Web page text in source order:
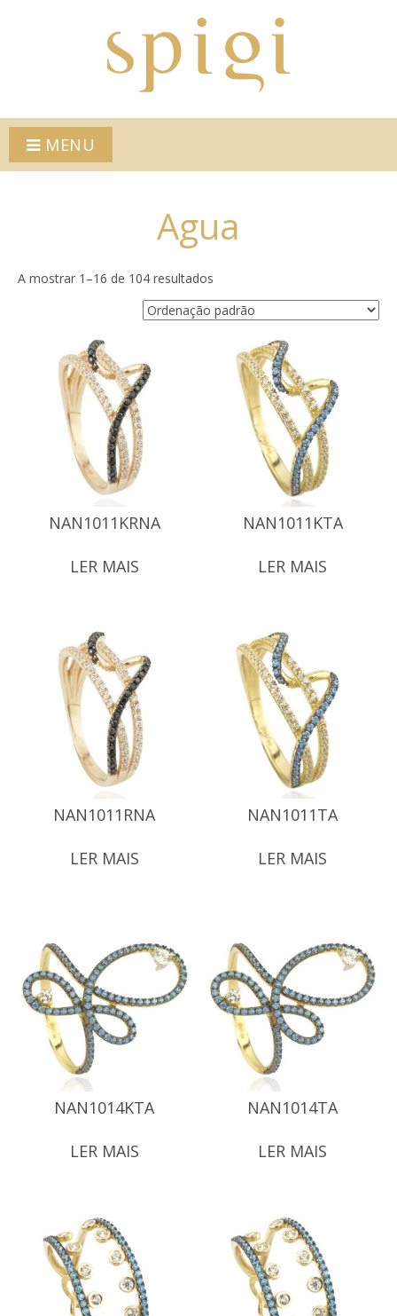
MENU
Agua
A mostrar 1–16 de 104 resultados
NAN1011KRNA
LER MAIS
NAN1011KTA
LER MAIS
NAN1011RNA
LER MAIS
NAN1011TA
LER MAIS
NAN1014KTA
LER MAIS
NAN1014TA
LER MAIS